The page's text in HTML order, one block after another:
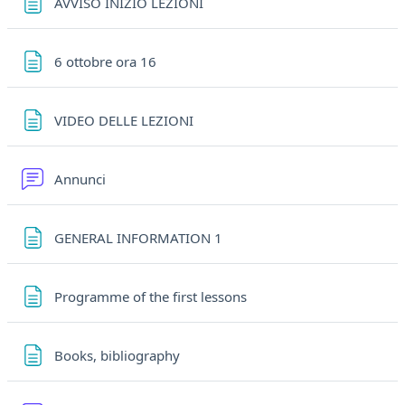
6 ottobre ora 16
VIDEO DELLE LEZIONIPagina
Annunci
GENERAL INFORMATION 1
Programme of the first lessonsPagina
Books, bibliographyPagina